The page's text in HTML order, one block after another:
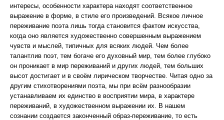
интересы, особенности характера находят соответственное
выражение в форме, в стиле его произведений. Всякое личное
переживание поэта лишь тогда становится фактом искусства,
когда оно является художественно совершенным выражением
чувств и мыслей, типичных для всяких людей. Чем более
талантлив поэт, тем богаче его духовный мир, тем более глубоко
он проникает в мир переживаний и других людей, тем больших
высот достигает и в своём лирическом творчестве. Читая одно за
другим стихотворениями поэта, мы при всём разнообразии
устанавливаем их единство в восприятии мира, в характере
переживаний, в художественном выражении их. В нашем
сознании создается законченный образ-переживание, то есть